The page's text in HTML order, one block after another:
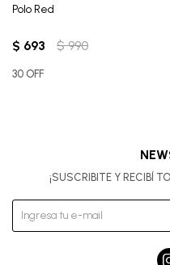
Polo Red
$ 693 $ 990
30 OFF
¡SUSCRIBITE Y RECIBÍ